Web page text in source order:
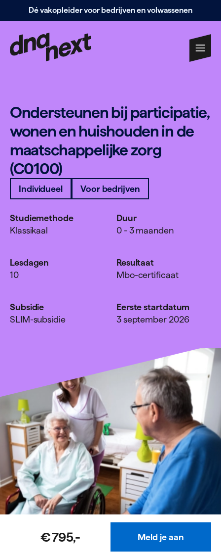
Navigatie
Dé vakopleider voor bedrijven en volwassenen
Onder­steunen bij par­ti­cipatie,
wonen en huis­houden in de
maat­schap­pelijke zorg
(C0100)
Individueel Voor bedrijven
Studiemethode
Klassikaal
Duur
0 - 3 maanden
Lesdagen
10
Resultaat
Mbo-certificaat
Subsidie
SLIM-subsidie
Eerste startdatum
3 september 2026
€ 795,- Meld je aan